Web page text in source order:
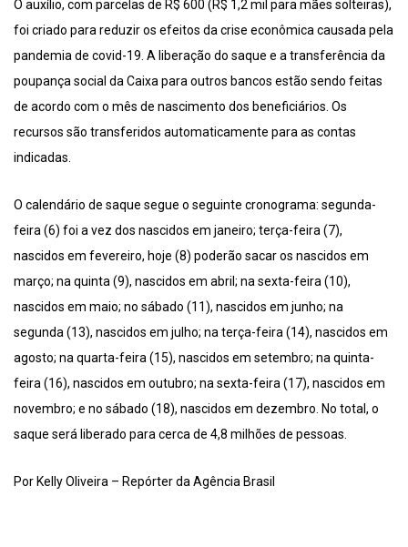
O auxílio, com parcelas de R$ 600 (R$ 1,2 mil para mães solteiras),
foi criado para reduzir os efeitos da crise econômica causada pela
pandemia de covid-19. A liberação do saque e a transferência da
poupança social da Caixa para outros bancos estão sendo feitas
de acordo com o mês de nascimento dos beneficiários. Os
recursos são transferidos automaticamente para as contas
indicadas.
O calendário de saque segue o seguinte cronograma: segunda-
feira (6) foi a vez dos nascidos em janeiro; terça-feira (7),
nascidos em fevereiro, hoje (8) poderão sacar os nascidos em
março; na quinta (9), nascidos em abril; na sexta-feira (10),
nascidos em maio; no sábado (11), nascidos em junho; na
segunda (13), nascidos em julho; na terça-feira (14), nascidos em
agosto; na quarta-feira (15), nascidos em setembro; na quinta-
feira (16), nascidos em outubro; na sexta-feira (17), nascidos em
novembro; e no sábado (18), nascidos em dezembro. No total, o
saque será liberado para cerca de 4,8 milhões de pessoas.
Por Kelly Oliveira – Repórter da Agência Brasil